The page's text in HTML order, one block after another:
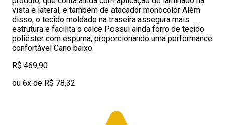
vista e lateral, e também de atacador monocolor Além
disso, o tecido moldado na traseira assegura mais
estrutura e facilita o calce Possui ainda forro de tecido
poliéster com espuma, proporcionando uma performance
confortável Cano baixo.
R$ 469,90
ou 6x de R$ 78,32